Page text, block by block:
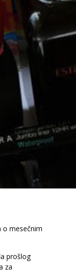
o mesečnim
prošlog
za